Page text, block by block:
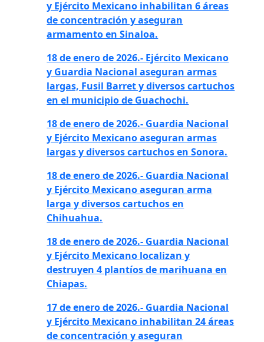
y Ejército Mexicano inhabilitan 6 áreas
de concentración y aseguran
armamento en Sinaloa.
18 de enero de 2026.- Ejército Mexicano
y Guardia Nacional aseguran armas
largas, Fusil Barret y diversos cartuchos
en el municipio de Guachochi.
18 de enero de 2026.- Guardia Nacional
y Ejército Mexicano aseguran armas
largas y diversos cartuchos en Sonora.
18 de enero de 2026.- Guardia Nacional
y Ejército Mexicano aseguran arma
larga y diversos cartuchos en
Chihuahua.
18 de enero de 2026.- Guardia Nacional
y Ejército Mexicano localizan y
destruyen 4 plantíos de marihuana en
Chiapas.
17 de enero de 2026.- Guardia Nacional
y Ejército Mexicano inhabilitan 24 áreas
de concentración y aseguran